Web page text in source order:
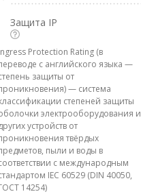
Защита IP
Protection Rating (в
с английского языка —
защиты от
— система
степеней защиты
электрооборудования и
устройств от
твёрдых
пыли и воды в
с международным
IEC 60529 (DIN 40050,
14254)